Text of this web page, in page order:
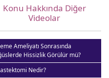
Konu Hakkında Diğer
Videolar
Ameliyatı Sonrasında
Hissizlik Görülür mü?
Nedir?